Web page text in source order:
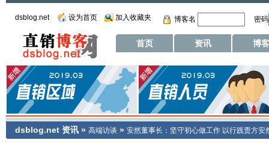
dsblog.net 设为首页 加入收藏夹 博客名 密码
首页 资讯 博客
dsblog.net 资讯 » 高端访谈 » 安然董事长：坚守初心做工作 以行践责方安